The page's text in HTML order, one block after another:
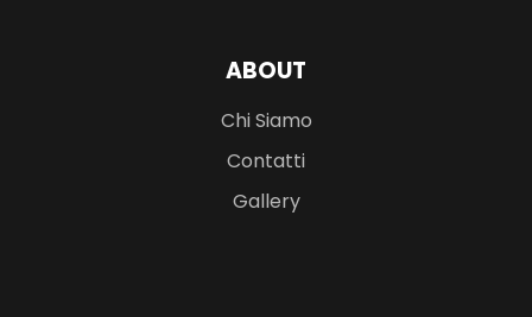
ABOUT
Chi Siamo
Contatti
Gallery